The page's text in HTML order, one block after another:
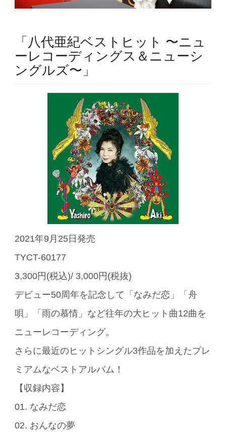
「八代亜紀ベストヒット 〜ニュ
ーレコーディングス＆ニューシ
ングルズ〜」
2021年9月25日発売
TYCT-60177
3,300円(税込)/ 3,000円(税抜)
デビュー50周年を記念して「なみだ恋」「舟
唄」「雨の慕情」など往年の大ヒット曲12曲を
ニューレコーディング。
さらに最近のヒットシングル3作品を加えたプレ
ミアムなベストアルバム！
【収録内容】
01. なみだ恋
02. おんなの夢